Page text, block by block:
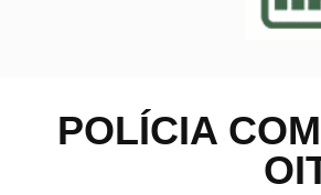
POLÍCIA